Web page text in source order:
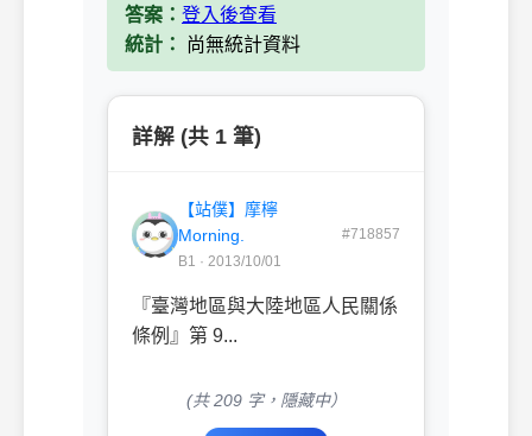
答案： 登入後查看
統計：
尚無統計資料
詳解 (共 1 筆)
【站僕】摩檸
Morning.
B1 · 2013/10/01
#718857
『臺灣地區與大陸地區人民關係
條例』第 9...
(共 209 字，隱藏中）